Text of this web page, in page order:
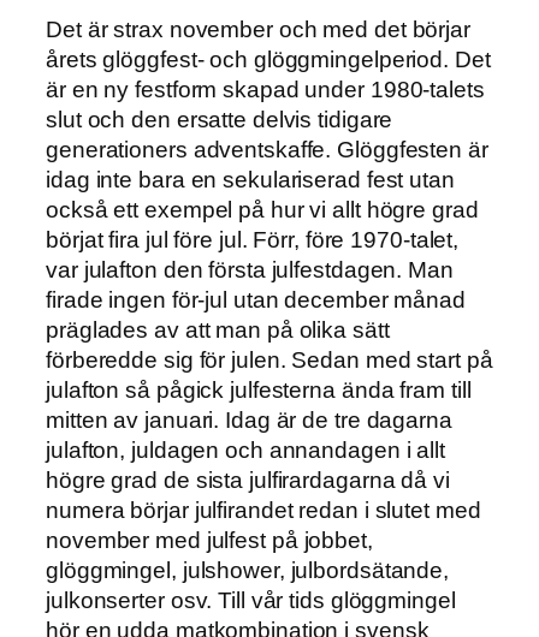
Det är strax november och med det börjar
årets glöggfest- och glöggmingelperiod. Det
är en ny festform skapad under 1980-talets
slut och den ersatte delvis tidigare
generationers adventskaffe. Glöggfesten är
idag inte bara en sekulariserad fest utan
också ett exempel på hur vi allt högre grad
börjat fira jul före jul. Förr, före 1970-talet,
var julafton den första julfestdagen. Man
firade ingen för-jul utan december månad
präglades av att man på olika sätt
förberedde sig för julen. Sedan med start på
julafton så pågick julfesterna ända fram till
mitten av januari. Idag är de tre dagarna
julafton, juldagen och annandagen i allt
högre grad de sista julfirardagarna då vi
numera börjar julfirandet redan i slutet med
november med julfest på jobbet,
glöggmingel, julshower, julbordsätande,
julkonserter osv. Till vår tids glöggmingel
hör en udda matkombination i svensk